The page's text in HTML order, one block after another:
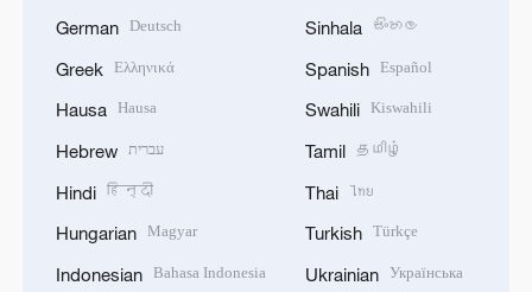
German Deutsch
Greek Ελληνικά
Hausa Hausa
Hebrew עברית
Hindi हिन्दी
Hungarian Magyar
Indonesian Bahasa Indonesia
Sinhala සිංහල
Spanish Español
Swahili Kiswahili
Tamil தமிழ்
Thai ไทย
Turkish Türkçe
Ukrainian Українська